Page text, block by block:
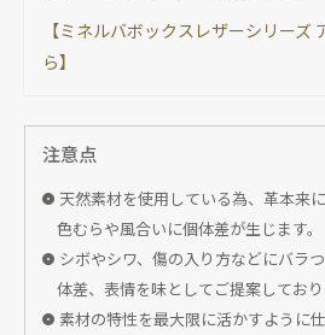
【ミネルバボックスレザーシリーズ
ら】
注意点
天然素材を使用している為、革本来
色むらや風合いに個体差が生じます。
シボやシワ、傷の入り方などにバラ
体差、表情を味としてご提案しており
素材の特性を最大限に活かすように